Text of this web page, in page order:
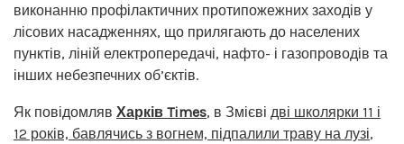
виконанню профілактичних протипожежних заходів у
лісових насадженнях, що прилягають до населених
пунктів, ліній електропередачі, нафто- і газопроводів та
інших небезпечних об’єктів.
Як повідомляв Харків Times, в Змієві дві школярки 11 і
12 років, бавлячись з вогнем, підпалили траву на лузі,